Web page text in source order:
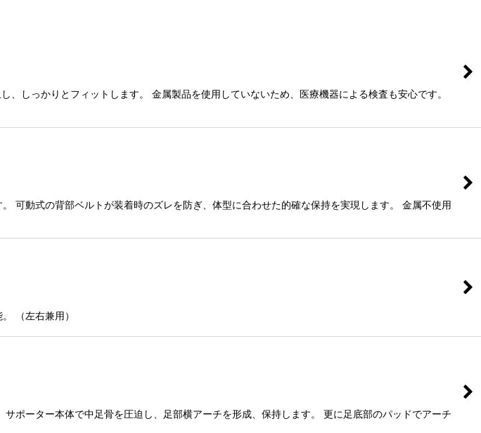
込むしっかりとフィットします。 金属製品を使用していないため、医療機器による検査も安心です。
可動式の背部ベルトが装着時のズレを防ぎ、体型に合わせた的確な保持を実現します。 金属不使用
（左右兼用）
ポーター本体で中足骨を圧迫し、足部横アーチを形成、保持します。 更に足底部のパッドでアーチ